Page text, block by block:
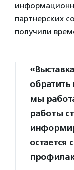
партнерских
получили
мы
работы